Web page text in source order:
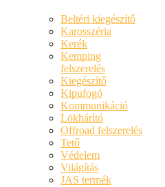
Beltéri kiegészítő
Karosszéria
Kerék
Kemping
felszerelés
Kiegészítő
Kipufogó
Kommunikáció
Lökhárító
Offroad felszerelés
Tető
Védelem
Világítás
JAS termék